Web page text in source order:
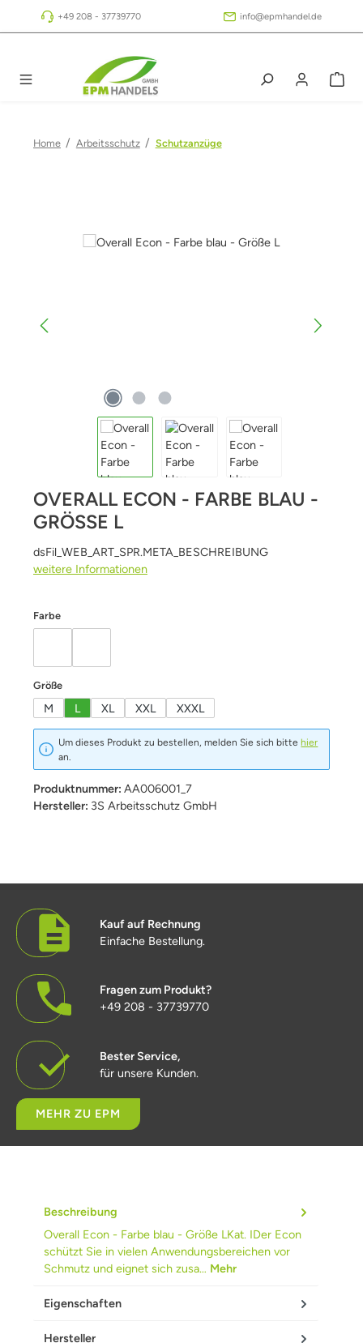
Zum Hauptinhalt springen
+49 208 - 37739770 info@epmhandel.de
Home / Arbeitsschutz / Schutzanzüge
Bildergalerie überspringen
OVERALL ECON - FARBE BLAU -
GRÖSSE L
dsFil_WEB_ART_SPR.META_BESCHREIBUNG
weitere Informationen
Farbeauswählen
Größeauswählen
M L XL XXL XXXL
Um dieses Produkt zu bestellen, melden Sie sich bittehier
an.
Produktnummer: AA006001_7
Hersteller: 3S Arbeitsschutz GmbH
Kauf auf Rechnung
Einfache Bestellung.
Fragen zum Produkt?
+49 208 - 37739770
Bester Service,
für unsere Kunden.
MEHR ZU EPM
Beschreibung
Overall Econ - Farbe blau - Größe LKat. IDer Econ
schützt Sie in vielen Anwendungsbereichen vor
Schmutz und eignet sich zusa… Mehr
Eigenschaften
Hersteller